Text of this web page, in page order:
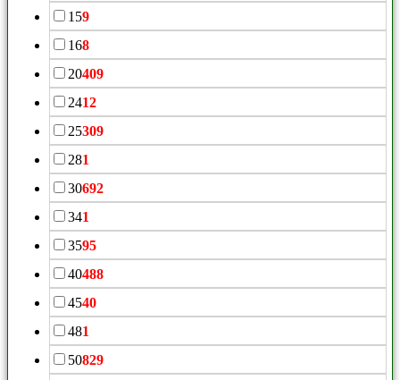
159
168
20409
2412
25309
281
30692
341
3595
40488
4540
481
50829